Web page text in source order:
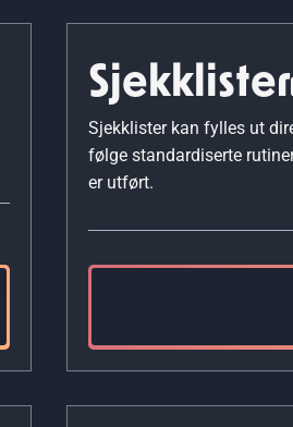
Sjekklister
Sjekklister kan fylles ut
følge standardiserte
er utført.